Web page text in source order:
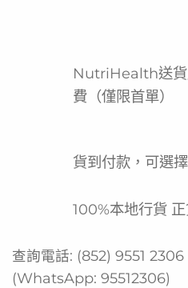
質，能有效幫助改善營養狀況
支援的可靠選擇。這款即開
用，既可作為日常營養補充，
富含優質蛋白質
適合需要限制液體攝入的人士
NutriHealth送貨
費（僅限首單）
貨到付款，可選
100%本地行貨 正
查詢電話: (852) 9551 2306
(WhatsApp: 95512306)